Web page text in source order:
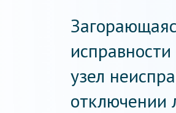
узел
отключении